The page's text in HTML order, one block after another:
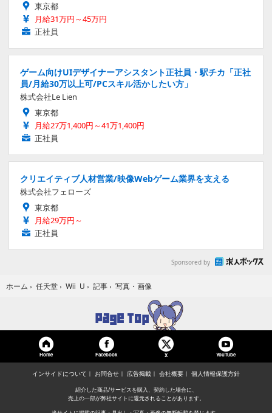
東京都
月給31万円～45万円
正社員
ゲーム向けUIデザイナーアシスタント正社員・駅チカ「正社
員/月給30万以上可/PCスキル活かしたい方」
株式会社Le Lien
東京都
月給27万1,400円～41万1,400円
正社員
クリエイティブ人材営業/映像Webゲーム業界を支える
株式会社フェローズ
東京都
月給29万円～
正社員
Sponsored by
ホーム › 任天堂 › Wii U › 記事 › 写真・画像
Home Facebook X YouTube
インサイドについて お問合せ 広告掲載 会社概要 個人情報保護方針
紹介した商品/サービスを購入、契約した場合に、
売上の一部が弊社サイトに還元されることがあります。